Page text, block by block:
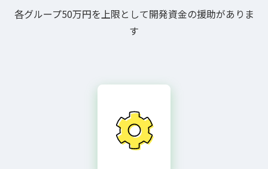
各グループ50万円を上限として開発資金の援助がありま
す